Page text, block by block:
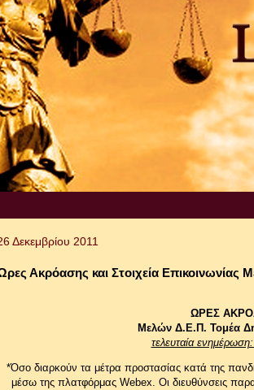
Δεκεμβρίου 2011
Ακρόασης και Στοιχεία Επικοινωνίας
ΩΡΕΣ
Μελών Δ.Ε.Π. Τομέα
τελευταία
*Όσο διαρκούν τα μέτρα προστασίας κατά της
μέσω της πλατφόρμας Webex. Οι διευθύνσεις